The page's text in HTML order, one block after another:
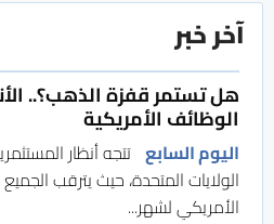
آخر خبر
هل تستمر قفزة الذهب؟..
الوظائف الأمريكية
اليوم السابع تتجه أنظار
الولايات المتحدة، حيث يترقب
الأمريكي لشهر...